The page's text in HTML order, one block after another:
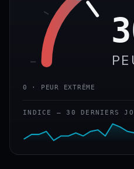
0 · PEUR EXTRÊME
INDICE — 30 DERNIERS